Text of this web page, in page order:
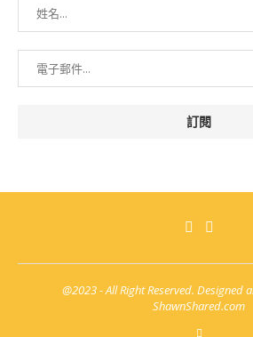
@2023 - All Right Reserved. Designed
ShawnShared.com